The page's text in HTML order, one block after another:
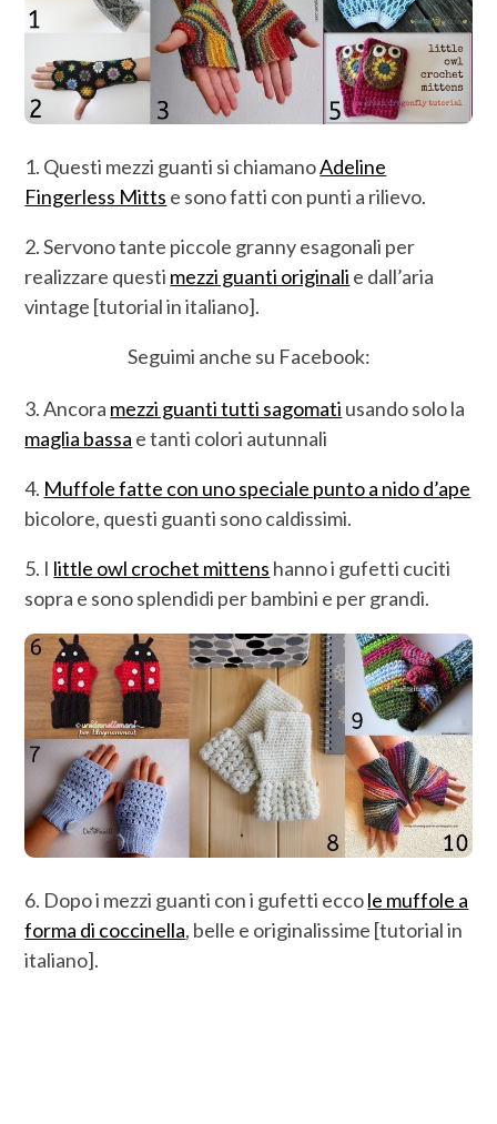
1. Questi mezzi guanti si chiamanoAdeline
Fingerless Mitts e sono fatti con punti a rilievo.
2. Servono tante piccole granny esagonali per
realizzare questi mezzi guanti originali e dall’aria
vintage [tutorial in italiano].
Seguimi anche su Facebook:
3. Ancora mezzi guanti tutti sagomati usando solo la
maglia bassa e tanti colori autunnali
4. Muffole fatte con uno speciale punto a nido d’ape
bicolore, questi guanti sono caldissimi.
5. I little owl crochet mittens hanno i gufetti cuciti
sopra e sono splendidi per bambini e per grandi.
6. Dopo i mezzi guanti con i gufetti eccole muffole a
forma di coccinella, belle e originalissime [tutorial in
italiano].